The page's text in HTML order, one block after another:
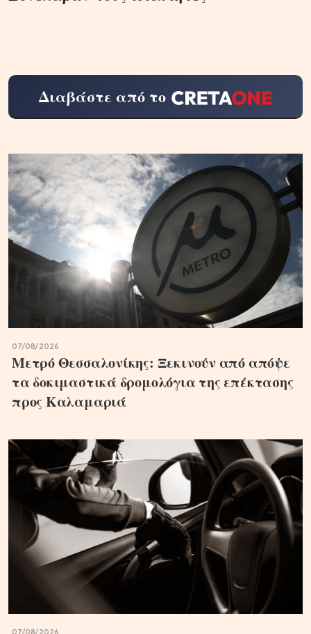
Διαβάστε από το
07/08/2026
Μετρό Θεσσαλονίκης: Ξεκινούν από απόψε
τα δοκιμαστικά δρομολόγια της επέκτασης
προς Καλαμαριά
07/08/2026